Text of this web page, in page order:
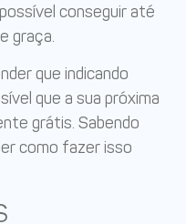
conseguir até
graça.
que indicando
que a sua próxima
grátis. Sabendo
como fazer isso